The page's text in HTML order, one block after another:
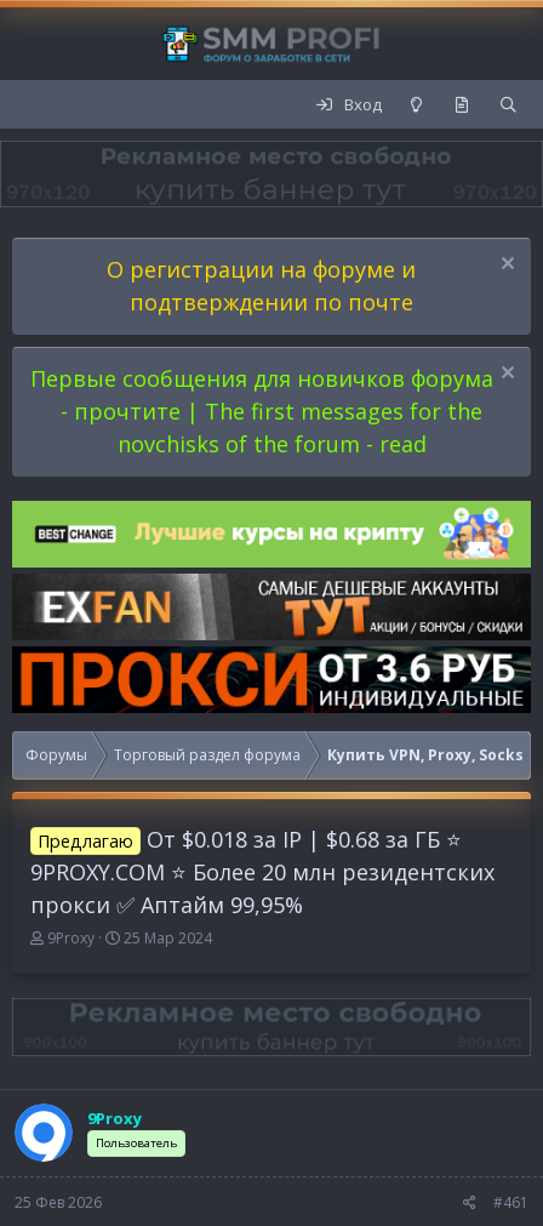
Вход
О регистрации на форуме и
подтверждении по почте
Первые сообщения для новичков форума
- прочтите | The first messages for the
novchisks of the forum - read
Форумы Торговый раздел форума Купить VPN, Proxy, Socks
Предлагаю
От $0.018 за IP | $0.68 за ГБ ⭐️
9PROXY.COM ⭐️ Более 20 млн резидентских
прокси ✅ Аптайм 99,95%
А
о
ы
9Proxy
Д
а
н
л
а
25 Мар 2024
9Proxy
Пользователь
25 Фев 2026 #461